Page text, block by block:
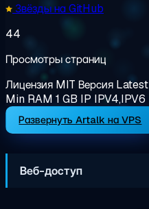
Звёзды на GitHub
44
Просмотры страниц
Лицензия MIT Версия Latest
Min RAM 1 GB IP IPV4,IPV6
Развернуть Artalk на VPS
Веб-доступ